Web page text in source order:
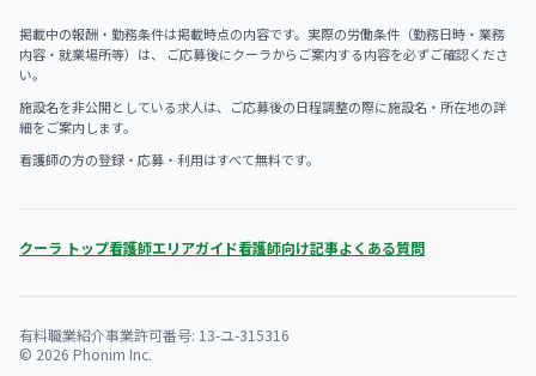
掲載中の報酬・勤務条件は掲載時点の内容です。実際の労働条件（勤務日時・業務
内容・就業場所等）は、 ご応募後にクーラからご案内する内容を必ずご確認くださ
い。
施設名を非公開としている求人は、ご応募後の日程調整の際に施設名・所在地の詳
細をご案内します。
看護師の方の登録・応募・利用はすべて無料です。
クーラ トップ看護師エリアガイド看護師向け記事よくある質問
有料職業紹介事業許可番号: 13-ユ-315316
© 2026 Phonim Inc.